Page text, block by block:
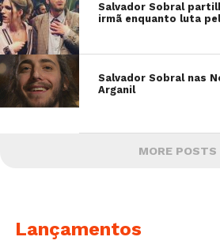
Salvador Sobral
irmã enquanto luta
Salvador Sobral nas
Arganil
MORE POSTS
Lançamentos